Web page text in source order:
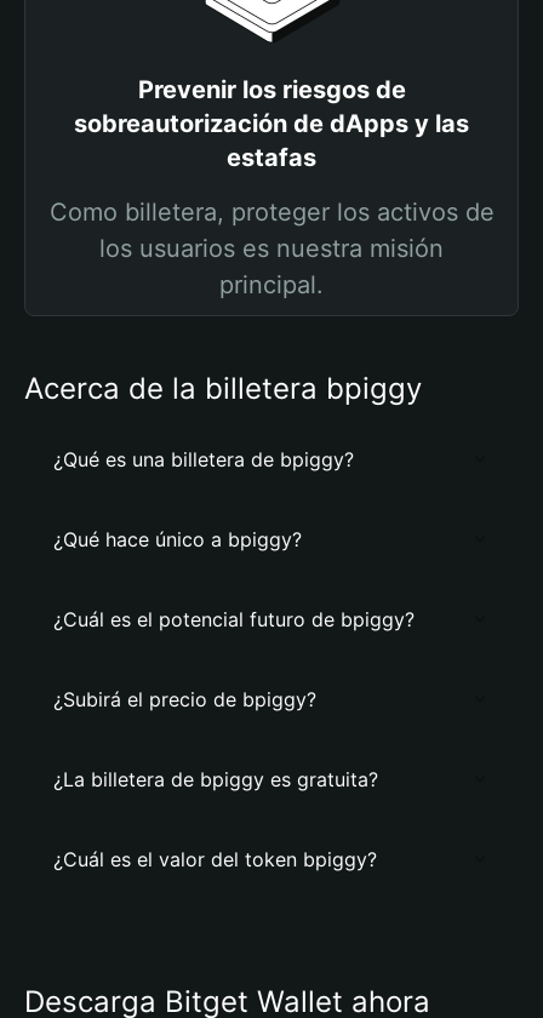
Prevenir los riesgos de
sobreautorización de dApps y las
estafas
Como billetera, proteger los activos de
los usuarios es nuestra misión
principal.
Acerca de la billetera bpiggy
¿Qué es una billetera de bpiggy?
¿Qué hace único a bpiggy?
¿Cuál es el potencial futuro de bpiggy?
¿Subirá el precio de bpiggy?
¿La billetera de bpiggy es gratuita?
¿Cuál es el valor del token bpiggy?
Descarga Bitget Wallet ahora